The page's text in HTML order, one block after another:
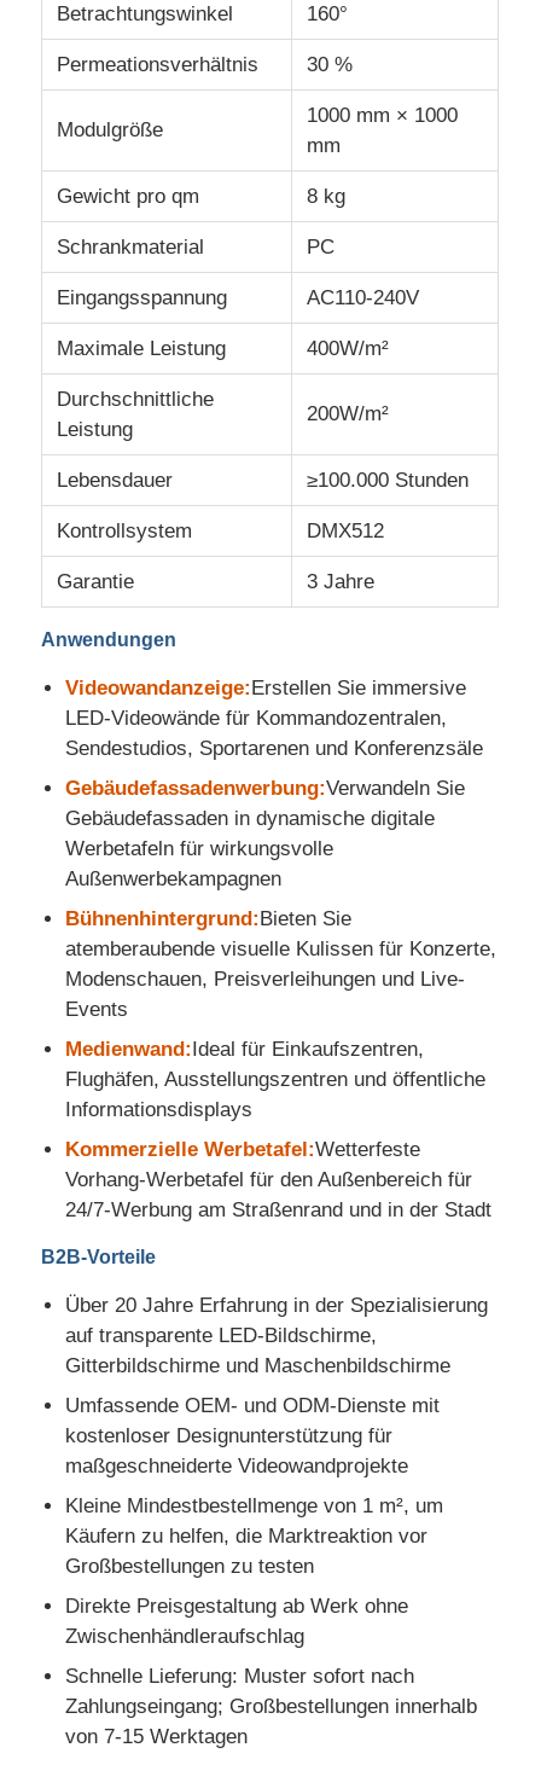
Betrachtungswinkel 160°
Permeationsverhältnis 30 %
Modulgröße
1000 mm × 1000
mm
Gewicht pro qm 8 kg
Schrankmaterial PC
Eingangsspannung AC110-240V
Maximale Leistung 400W/m²
Durchschnittliche
Leistung
200W/m²
Lebensdauer ≥100.000 Stunden
Kontrollsystem DMX512
Garantie 3 Jahre
Anwendungen
Videowandanzeige:Erstellen Sie immersive
LED-Videowände für Kommandozentralen,
Sendestudios, Sportarenen und Konferenzsäle
Gebäudefassadenwerbung:Verwandeln Sie
Gebäudefassaden in dynamische digitale
Werbetafeln für wirkungsvolle
Außenwerbekampagnen
Bühnenhintergrund:Bieten Sie
atemberaubende visuelle Kulissen für Konzerte,
Modenschauen, Preisverleihungen und Live-
Events
Medienwand:Ideal für Einkaufszentren,
Flughäfen, Ausstellungszentren und öffentliche
Informationsdisplays
Kommerzielle Werbetafel:Wetterfeste
Vorhang-Werbetafel für den Außenbereich für
24/7-Werbung am Straßenrand und in der Stadt
B2B-Vorteile
Über 20 Jahre Erfahrung in der Spezialisierung
auf transparente LED-Bildschirme,
Gitterbildschirme und Maschenbildschirme
Umfassende OEM- und ODM-Dienste mit
kostenloser Designunterstützung für
maßgeschneiderte Videowandprojekte
Kleine Mindestbestellmenge von 1 m², um
Käufern zu helfen, die Marktreaktion vor
Großbestellungen zu testen
Direkte Preisgestaltung ab Werk ohne
Zwischenhändleraufschlag
Schnelle Lieferung: Muster sofort nach
Zahlungseingang; Großbestellungen innerhalb
von 7-15 Werktagen